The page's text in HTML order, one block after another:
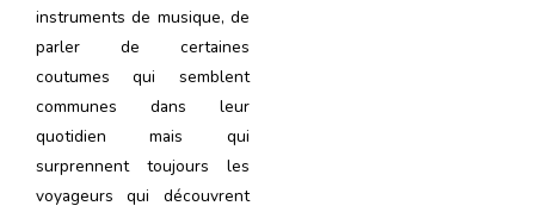
instruments de musique, de
parler de certaines
coutumes qui semblent
communes dans leur
quotidien mais qui
surprennent toujours les
voyageurs qui découvrent